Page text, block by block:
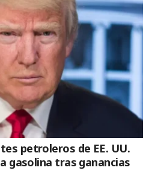
petroleros de EE. UU.
gasolina tras ganancias